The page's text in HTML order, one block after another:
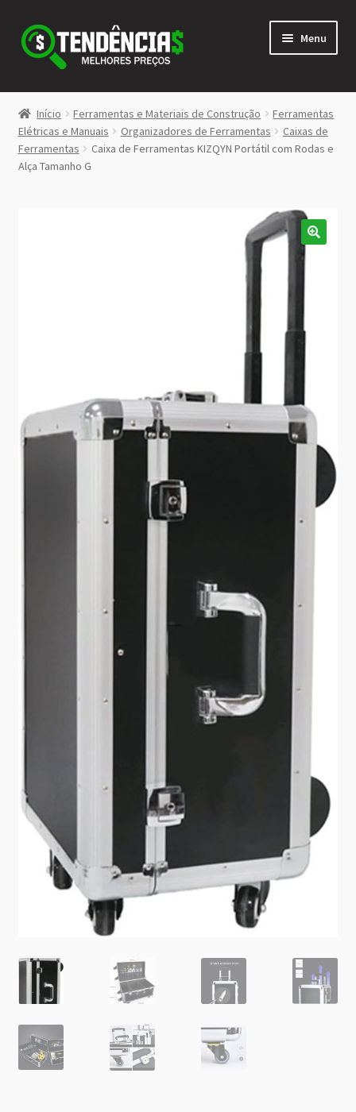
Pular
para
navegação
Pular
para
conteúdo
Menu
LOJA
<>
menu
Início Ferramentas e Materiais de Construção
Ferramentas
Elétricas e Manuais
Organizadores de Ferramentas
Caixas de
Ferramentas
Caixa de Ferramentas KIZQYN Portátil com Rodas e
Alça Tamanho G